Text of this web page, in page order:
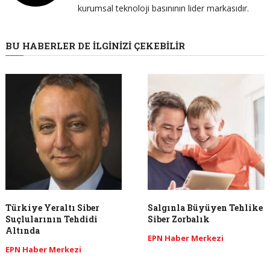
kurumsal teknoloji basınının lider markasıdır.
BU HABERLER DE İLGINIZI ÇEKEBILIR
Türkiye Yeraltı Siber
Suçlularının Tehdidi
Altında
EPN Haber Merkezi
Salgınla Büyüyen Tehlike
Siber Zorbalık
EPN Haber Merkezi